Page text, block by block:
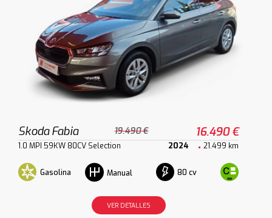
Skoda Fabia 19.490 € 16.490 €
1.0 MPI 59KW 80CV Selection 2024 21.499 km
Gasolina Manual 80 cv
VER DETALLES